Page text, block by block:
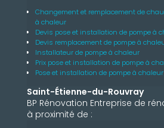
Changement et remplacement de
à chaleur
Devis pose et installation de pompe à
Devis remplacement de pompe à
Installateur de pompe à chaleur
Prix pose et installation de pompe à
Pose et installation de pompe à
Saint-Étienne-du-Rouvray
BP Rénovation Entreprise de
à proximité de :